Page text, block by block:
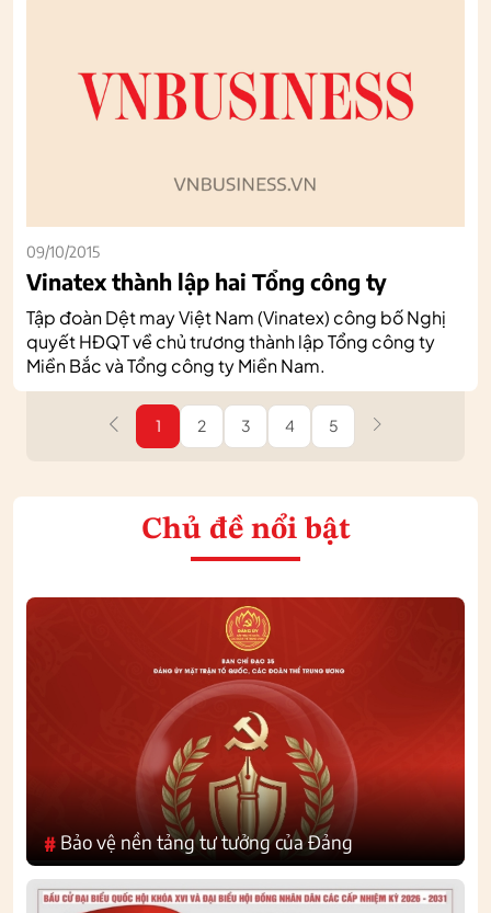
09/10/2015
Vinatex thành lập hai Tổng công ty
Tập đoàn Dệt may Việt Nam (Vinatex) công bố Nghị
quyết HĐQT về chủ trương thành lập Tổng công ty
Miền Bắc và Tổng công ty Miền Nam.
1 2 3 4 5
Chủ đề nổi bật
# Bảo vệ nền tảng tư tưởng của Đảng